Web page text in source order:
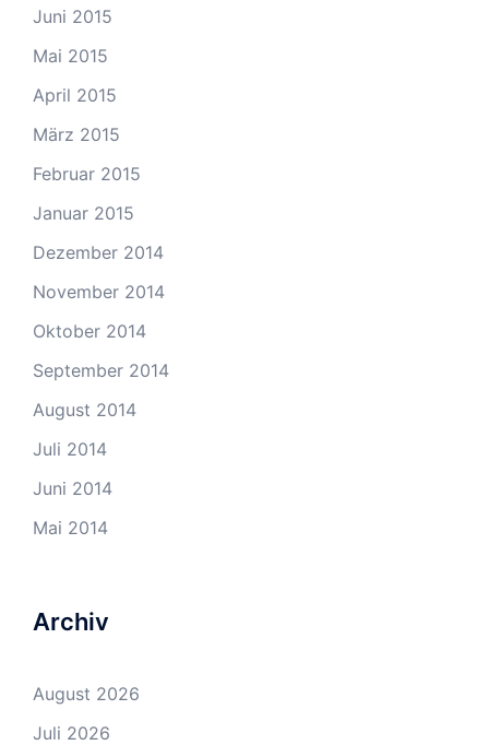
Juni 2015
Mai 2015
April 2015
März 2015
Februar 2015
Januar 2015
Dezember 2014
November 2014
Oktober 2014
September 2014
August 2014
Juli 2014
Juni 2014
Mai 2014
Archiv
August 2026
Juli 2026